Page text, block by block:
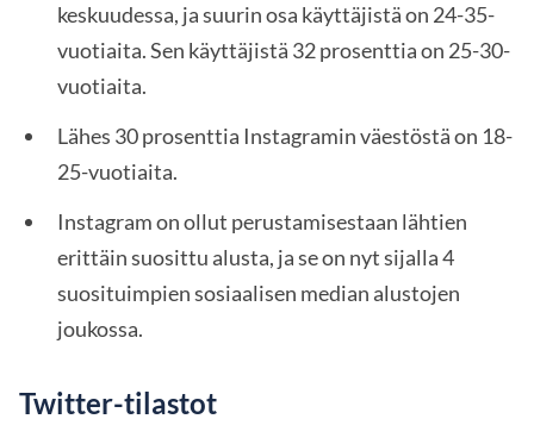
keskuudessa, ja suurin osa käyttäjistä on 24-35-
vuotiaita. Sen käyttäjistä 32 prosenttia on 25-30-
vuotiaita.
Lähes 30 prosenttia Instagramin väestöstä on 18-
25-vuotiaita.
Instagram on ollut perustamisestaan lähtien
erittäin suosittu alusta, ja se on nyt sijalla 4
suosituimpien sosiaalisen median alustojen
joukossa.
Twitter-tilastot